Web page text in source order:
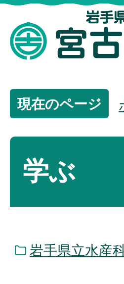
現在のページ
学ぶ
岩手県立水産